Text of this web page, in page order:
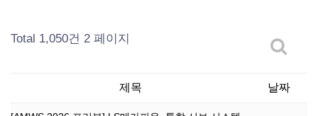
Total 1,050건 2 페이지
제목 날짜